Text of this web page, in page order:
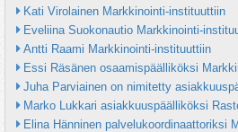
Kati Virolainen Markkinointi-instituuttiin
Eveliina Suokonautio Markkinointi-
Antti Raami Markkinointi-instituuttiin
Essi Räsänen osaamispäälliköksi
Juha Parviainen on nimitetty
Marko Lukkari asiakkuuspäälliköksi
Elina Hänninen palvelukoordinaattoriksi